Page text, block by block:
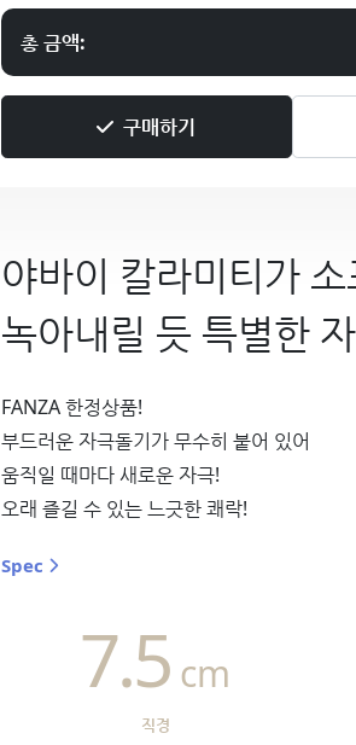
총 금액:
구매하기
야바이 칼라미티가
녹아내릴 듯 특별한
FANZA 한정상품!
부드러운 자극돌기가 무수히 붙어 있어
움직일 때마다 새로운 자극!
오래 즐길 수 있는 느긋한 쾌락!
Spec
직경
7.5 cm